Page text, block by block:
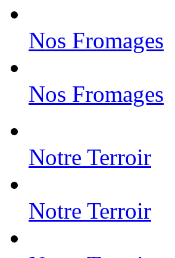
Nos Fromages
Nos Fromages
Notre Terroir
Notre Terroir